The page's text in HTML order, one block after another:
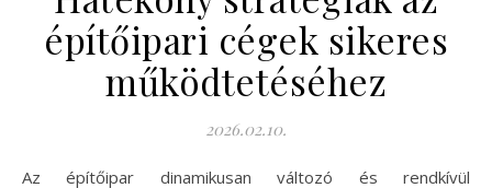
építőipari cégek sikeres
működtetéséhez
2026.02.10.
Az építőipar dinamikusan változó és rendkívül